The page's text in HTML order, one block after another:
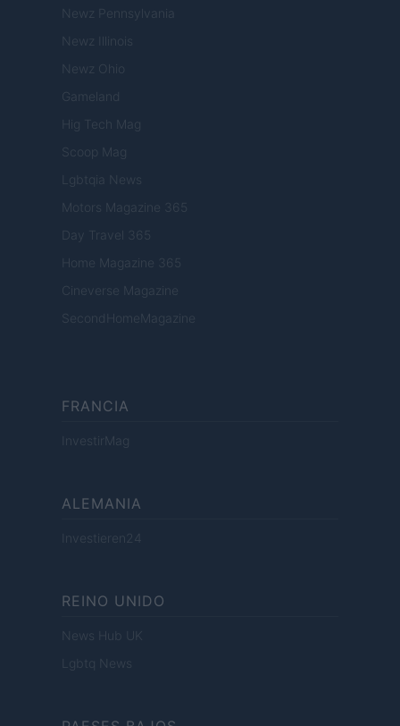
Newz Pennsylvania
Newz Illinois
Newz Ohio
Gameland
Hig Tech Mag
Scoop Mag
Lgbtqia News
Motors Magazine 365
Day Travel 365
Home Magazine 365
Cineverse Magazine
SecondHomeMagazine
FRANCIA
InvestirMag
ALEMANIA
Investieren24
REINO UNIDO
News Hub UK
Lgbtq News